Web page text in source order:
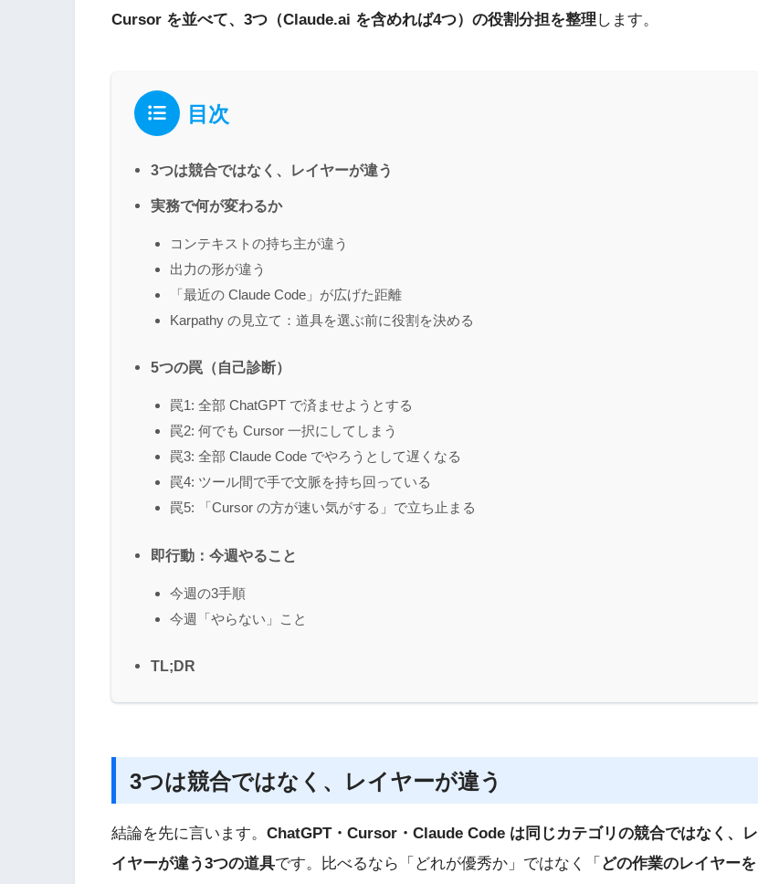
Cursor を並べて、3つ（Claude.ai を含めれば4つ）の役割分担を整理 します。
目次
3つは競合ではなく、レイヤーが違う
実務で何が変わるか
コンテキストの持ち主が違う
出力の形が違う
「最近の Claude Code」が広げた距離
Karpathy の見立て：道具を選ぶ前に役割を決める
5つの罠（自己診断）
罠1: 全部 ChatGPT で済ませようとする
罠2: 何でも Cursor 一択にしてしまう
罠3: 全部 Claude Code でやろうとして遅くなる
罠4: ツール間で手で文脈を持ち回っている
罠5: 「Cursor の方が速い気がする」で立ち止まる
即行動：今週やること
今週の3手順
今週「やらない」こと
TL;DR
3つは競合ではなく、レイヤーが違う
結論を先に言います。 ChatGPT・Cursor・Claude Code は同じカテゴリの競合ではなく、レ
イヤーが違う3つの道具です。比べるなら「どれが優秀か」ではなく「 どの作業のレイヤーを